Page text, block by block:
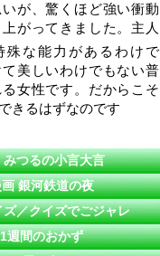
が、驚くほど強い衝動
がってきました。主人
殊な能力があるわけで
美しいわけでもない普
女性です。だからこそ
きるはずなのです
みつるの小言大言
銀河鉄道の夜
ズ／クイズでごジャレ
1週間のおかず